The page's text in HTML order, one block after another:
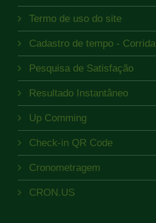
Termo de uso do site
Cadastro de tempo -
Pesquisa de Satisfação
Resultado Instantâneo
Up Comming
Check-in QR Code
Cronometragem
CRON.US